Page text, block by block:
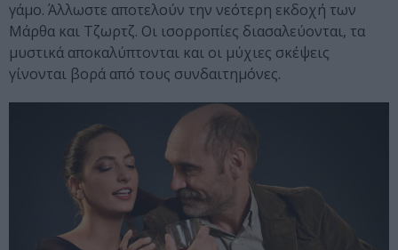
γάμο. Άλλωστε αποτελούν την νεότερη εκδοχή των
Μάρθα και Τζωρτζ. Οι ισορροπίες διασαλεύονται, τα
μυστικά αποκαλύπτονται και οι μύχιες σκέψεις
γίνονται βορά από τους συνδαιτημόνες.